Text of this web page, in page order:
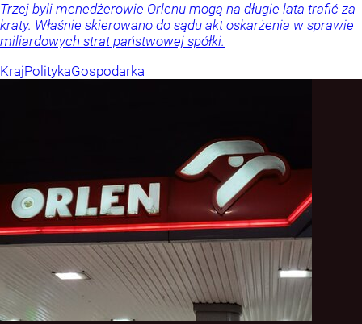
Trzej byli menedżerowie Orlenu mogą na długie lata trafić za
kraty. Właśnie skierowano do sądu akt oskarżenia w sprawie
miliardowych strat państwowej spółki.
KrajPolitykaGospodarka